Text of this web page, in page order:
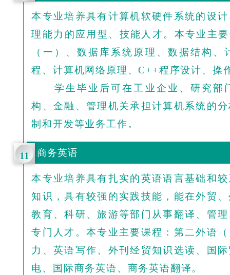
本专业培养具有计算机软硬件系统的设
理能力的应用型、技能人才。本专业主
（一）、数据库系统原理、数据结构
程、计算机网络原理、C++程序设计、操
学生毕业后可在工业企业、研究部
构、金融、管理机关承担计算机系统的
制和开发等业务工作。
11 商务英语
本专业培养具有扎实的英语语言基础和
知识，具有较强的实践技能，能在外贸
教育、科研、旅游等部门从事翻译、管
专门人才。本专业主要课程：第二外语
力、英语写作、外刊经贸知识选读、国
电、国际商务英语、商务英语翻译。